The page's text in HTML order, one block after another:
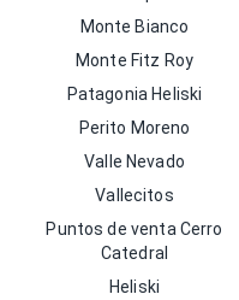
Monte Bianco
Monte Fitz Roy
Patagonia Heliski
Perito Moreno
Valle Nevado
Vallecitos
Puntos de venta Cerro
Catedral
Heliski